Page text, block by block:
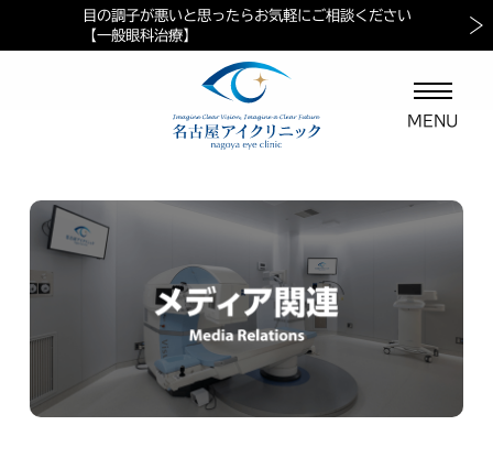
当院におけるペイシェントハラスメントに対する方針
目の調子が悪いと思ったらお気軽にご相談ください
【一般眼科治療】
マイナ保険証ご利用の案内